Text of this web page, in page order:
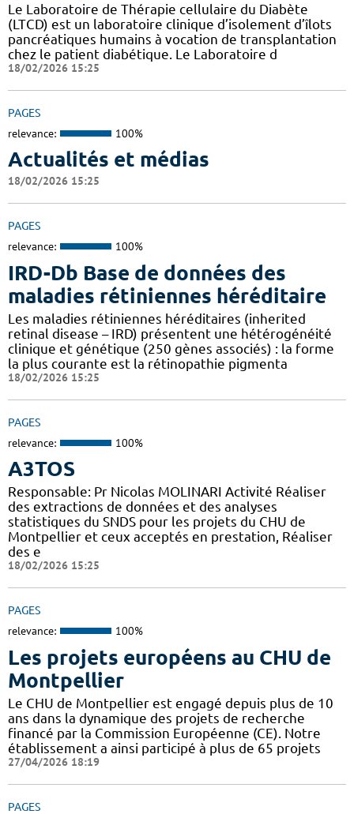
Le Laboratoire de Thérapie cellulaire du Diabète
(LTCD) est un laboratoire clinique d’isolement d’îlots
pancréatiques humains à vocation de transplantation
chez le patient diabétique. Le Laboratoire d
18/02/2026 15:25
PAGES
relevance: 100%
Actualités et médias
18/02/2026 15:25
PAGES
relevance: 100%
IRD-Db Base de données des
maladies rétiniennes héréditaire
Les maladies rétiniennes héréditaires (inherited
retinal disease – IRD) présentent une hétérogénéité
clinique et génétique (250 gènes associés) : la forme
la plus courante est la rétinopathie pigmenta
18/02/2026 15:25
PAGES
relevance: 100%
A3TOS
Responsable: Pr Nicolas MOLINARI Activité Réaliser
des extractions de données et des analyses
statistiques du SNDS pour les projets du CHU de
Montpellier et ceux acceptés en prestation, Réaliser
des e
18/02/2026 15:25
PAGES
relevance: 100%
Les projets européens au CHU de
Montpellier
Le CHU de Montpellier est engagé depuis plus de 10
ans dans la dynamique des projets de recherche
financé par la Commission Européenne (CE). Notre
établissement a ainsi participé à plus de 65 projets
27/04/2026 18:19
PAGES